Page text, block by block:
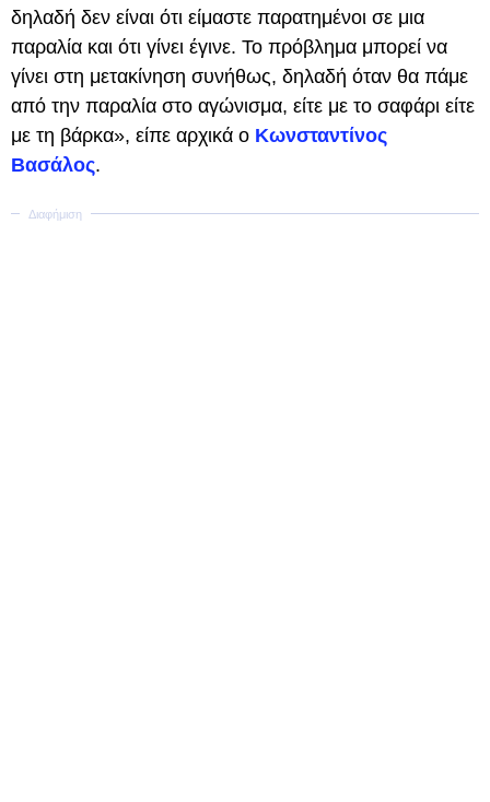
δηλαδή δεν είναι ότι είμαστε παρατημένοι σε μια
παραλία και ότι γίνει έγινε. Το πρόβλημα μπορεί να
γίνει στη μετακίνηση συνήθως, δηλαδή όταν θα πάμε
από την παραλία στο αγώνισμα, είτε με το σαφάρι είτε
με τη βάρκα», είπε αρχικά ο Κωνσταντίνος
Βασάλος.